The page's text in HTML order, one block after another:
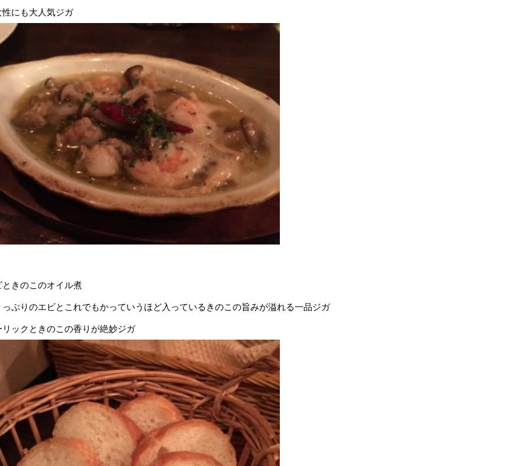
性にも大人気ジガ
ときのこのオイル煮
っぷりのエビとこれでもかっていうほど入っているきのこの旨みが溢れる一品ジガ
リックときのこの香りが絶妙ジガ